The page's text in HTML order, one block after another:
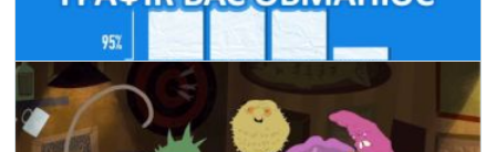
Як визначити, що графік вас обманює
19 Березня 2018 р.